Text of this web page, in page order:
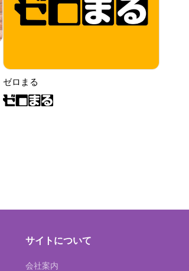
ゼロまる
サイトについて
会社案内